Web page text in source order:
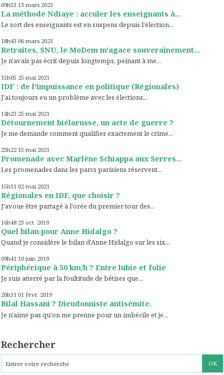
09h53 13 mars 2023
La méthode Ndiaye : acculer les enseignants à...
Le sort des enseignants est en suspens depuis l'élection...
18h43 06 mars 2023
Retraites, SNU, le MoDem m'agace souverainement...
Je n'avais pas écrit depuis longtemps, peinant à me...
15h05 25 mai 2021
IDF : de l'impuissance en politique (Régionales)
J'ai toujours eu un problème avec les élections...
14h23 25 mai 2021
Détournement biélorusse, un acte de guerre ?
Je me demande comment qualifier exactement le crime...
23h22 15 mai 2021
Promenade avec Marlène Schiappa aux Serres...
Les promenades dans les parcs parisiens réservent...
15h31 02 mai 2021
Régionales en IDF, que choisir ?
J'avoue être partagé à l'orée du premier tour des...
16h48 23 oct. 2019
Quel bilan pour Anne Hidalgo ?
Quand je considère le bilan d'Anne Hidalgo sur les six...
09h41 10 juin 2019
Périphérique à 50 km/h ? Entre lubie et folie
Je suis atterré par la foultitude de bêtises que...
20h31 01 févr. 2019
Bilal Hassani ? Dieudonniste antisémite.
Je n'aime pas qu'on me prenne pour un imbécile et je...
Rechercher